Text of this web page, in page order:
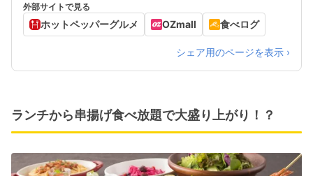
外部サイトで見る
ホットペッパーグルメ OZmall 食べログ
シェア用のページを表示 ›
ランチから串揚げ食べ放題で大盛り上がり！？